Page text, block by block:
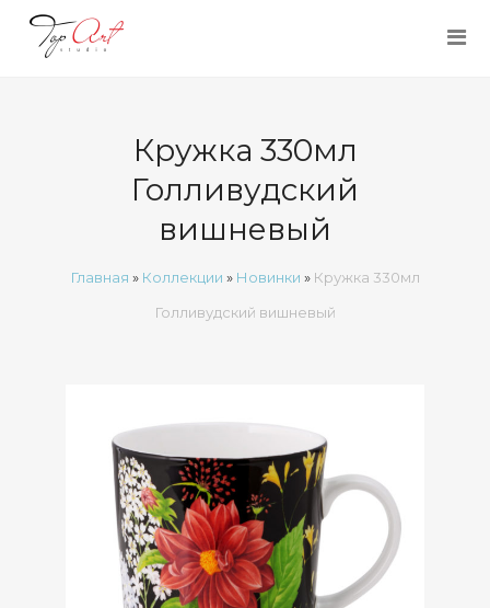
Кружка 330мл
Голливудский
вишневый
Главная » Коллекции » Новинки » Кружка 330мл
Голливудский вишневый